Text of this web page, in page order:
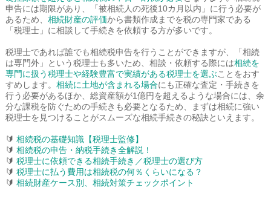
申告には期限があり、「被相続人の死後10カ月以内」に行う必要が
あるため、 相続財産の評価から書類作成までを税の専門家である
「税理士」に相談して手続きを依頼する方が多いです。
税理士であれば誰でも相続税申告を行うことができますが、「相続
は専門外」という税理士も多いため、相談・依頼する際には相続を
専門に扱う税理士や経験豊富で実績がある税理士を選ぶことをおす
すめします。 相続に土地が含まれる場合にも正確な査定・手続きを
行う必要があるほか、総資産額が1億円を超えるような場合には、余
分な課税を防ぐための手続きも必要となるため、まずは相続に強い
税理士を見つけることがスムーズな相続手続きの秘訣といえます。
🔰 相続税の基礎知識【税理士監修】
🔰 相続税の申告・納税手続き全解説！
🔰 税理士に依頼できる相続手続き／税理士の選び方
🔰 税理士に払う費用は相続税の何％くらいになる？
🔰 相続財産ケース別、相続対策チェックポイント